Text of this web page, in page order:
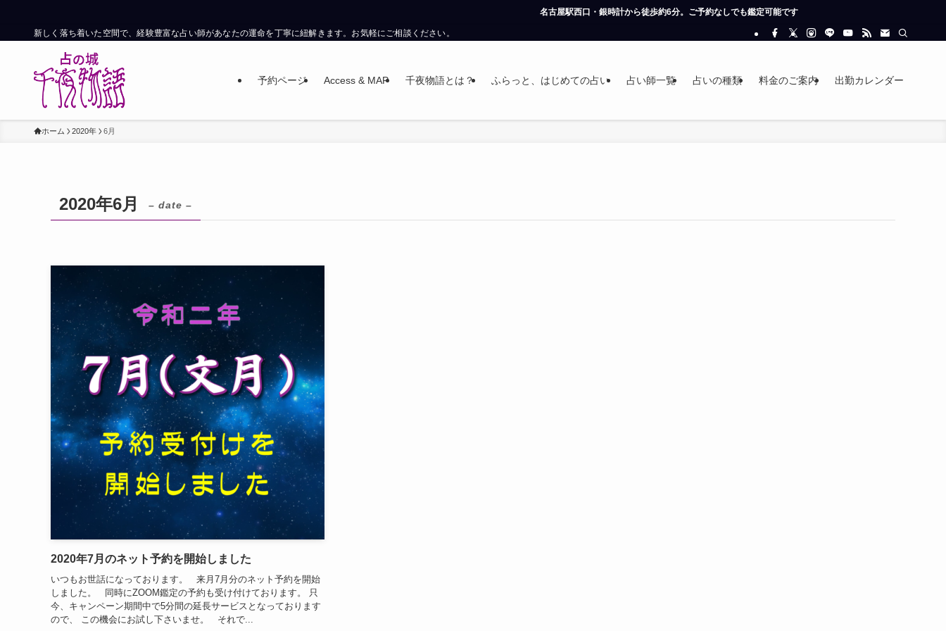
名古屋駅西口・銀時計から徒歩約6分。ご予約なしでも鑑定可能です
新しく落ち着いた空間で、経験豊富な占い師があなたの運命を丁寧に紐解きます。お気軽にご相談ください。
予約ページ Access & MAP 千夜物語とは？ ふらっと、はじめての占い 占い師一覧 占いの種類 料金のご案内 出勤カレンダー
ホーム 2020年 6月
2020年6月 – date –
2020年7月のネット予約を開始しました
いつもお世話になっております。 来月7月分のネット予約を開始
しました。 同時にZOOM鑑定の予約も受け付けております。 只
今、キャンペーン期間中で5分間の延長サービスとなっております
ので、 この機会にお試し下さいませ。 それで...